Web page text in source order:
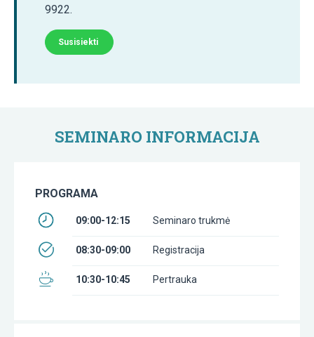
9922.
Susisiekti
SEMINARO INFORMACIJA
PROGRAMA
09:00-12:15 Seminaro trukmė
08:30-09:00 Registracija
10:30-10:45 Pertrauka